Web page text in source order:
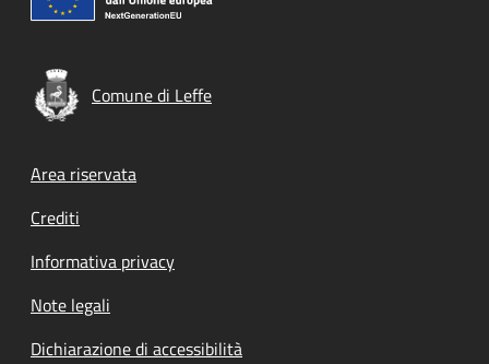
Comune di Leffe
Footer menu
Area riservata
Crediti
Informativa privacy
Note legali
Dichiarazione di accessibilità